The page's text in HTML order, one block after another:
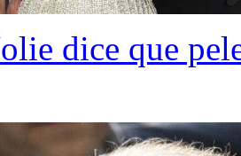
dice que